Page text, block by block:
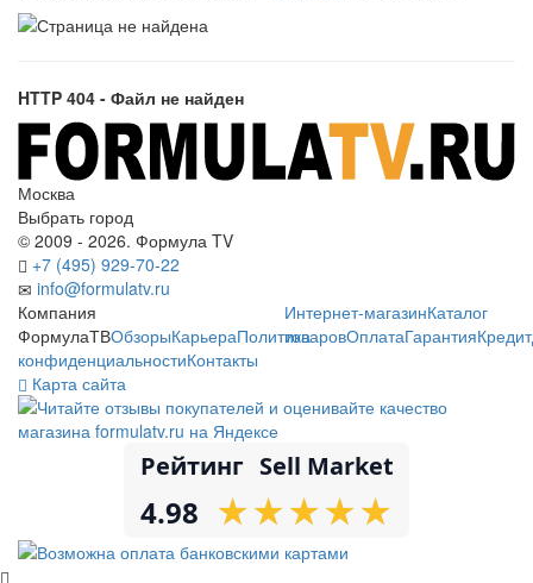
HTTP 404 - Файл не найден
Москва
Выбрать город
© 2009 - 2026. Формула TV
+7 (495) 929-70-22
info@formulatv.ru
Компания
ФормулаТВОбзорыКарьераПолитика
конфиденциальностиКонтакты
Интернет-магазинКаталог
товаровОплатаГарантияКредит
Карта сайта
Рейтинг Sell Market
4.98 ★
★★
★★
★★
★★
★